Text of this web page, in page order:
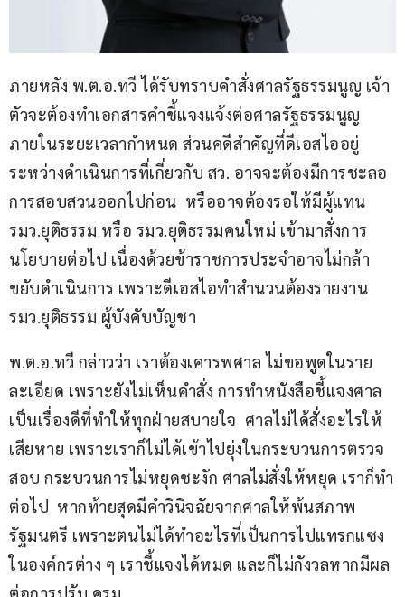
ภายหลัง พ.ต.อ.ทวี ได้รับทราบคำสั่งศาลรัฐธรรมนูญ เจ้า
ตัวจะต้องทำเอกสารคำชี้แจงแจ้งต่อศาลรัฐธรรมนูญ
ภายในระยะเวลากำหนด ส่วนคดีสำคัญที่ดีเอสไออยู่
ระหว่างดำเนินการที่เกี่ยวกับ สว. อาจจะต้องมีการชะลอ
การสอบสวนออกไปก่อน  หรืออาจต้องรอให้มีผู้แทน
รมว.ยุติธรรม หรือ รมว.ยุติธรรมคนใหม่ เข้ามาสั่งการ
นโยบายต่อไป เนื่องด้วยข้าราชการประจำอาจไม่กล้า
ขยับดำเนินการ เพราะดีเอสไอทำสำนวนต้องรายงาน
รมว.ยุติธรรม ผู้บังคับบัญชา
พ.ต.อ.ทวี กล่าวว่า เราต้องเคารพศาล ไม่ขอพูดในราย
ละเอียด เพราะยังไม่เห็นคำสั่ง การทำหนังสือชี้แจงศาล
เป็นเรื่องดีที่ทำให้ทุกฝ่ายสบายใจ  ศาลไม่ได้สั่งอะไรให้
เสียหาย เพราะเราก็ไม่ได้เข้าไปยุ่งในกระบวนการตรวจ
สอบ กระบวนการไม่หยุดชะงัก ศาลไม่สั่งให้หยุด เราก็ทำ
ต่อไป  หากท้ายสุดมีคำวินิจฉัยจากศาลให้พ้นสภาพ
รัฐมนตรี เพราะตนไม่ได้ทำอะไรที่เป็นการไปแทรกแซง
ในองค์กรต่าง ๆ เราชี้แจงได้หมด และก็ไม่กังวลหากมีผล